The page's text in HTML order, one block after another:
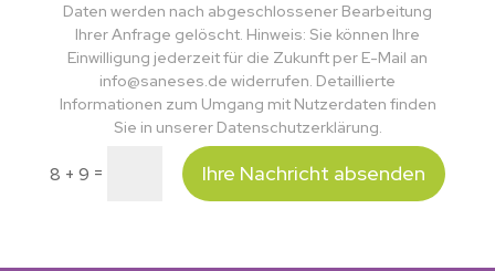
Daten werden nach abgeschlossener Bearbeitung
Ihrer Anfrage gelöscht. Hinweis: Sie können Ihre
Einwilligung jederzeit für die Zukunft per E-Mail an
info@saneses.de widerrufen. Detaillierte
Informationen zum Umgang mit Nutzerdaten finden
Sie in unserer Datenschutzerklärung.
8 + 9 = Ihre Nachricht absenden